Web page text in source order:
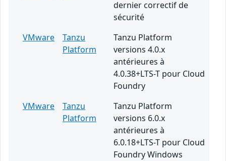
dernier correctif de
sécurité
VMware
Tanzu
Platform
Tanzu Platform
versions 4.0.x
antérieures à
4.0.38+LTS-T pour Cloud
Foundry
VMware
Tanzu
Platform
Tanzu Platform
versions 6.0.x
antérieures à
6.0.18+LTS-T pour Cloud
Foundry Windows